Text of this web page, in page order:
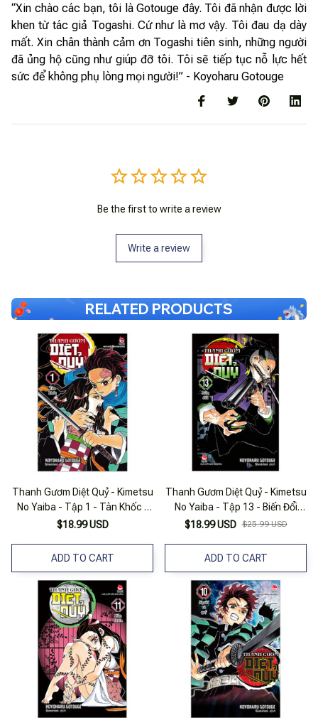
“Xin chào các bạn, tôi là Gotouge đây. Tôi đã nhận được lời
khen từ tác giả Togashi. Cứ như là mơ vậy. Tôi đau dạ dày
mất. Xin chân thành cảm ơn Togashi tiên sinh, những người
đã ủng hộ cũng như giúp đỡ tôi. Tôi sẽ tiếp tục nỗ lực hết
sức để không phụ lòng mọi người!” - Koyoharu Gotouge
Be the first to write a review
Write a review
RELATED PRODUCTS
Thanh Gươm Diệt Quỷ - Kimetsu
No Yaiba - Tập 1 - Tàn Khốc -
Tái Bản
$18.99 USD
ADD TO CART
Thanh Gươm Diệt Quỷ - Kimetsu
No Yaiba - Tập 13 - Biến Đổi
(Tái Bản 2025)
$18.99 USD $25.99 USD
ADD TO CART